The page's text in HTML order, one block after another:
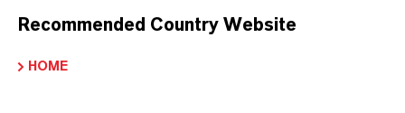
vom Vorstand sowie weiteres Bildmaterial zu LANXESS stehen
Recommended Country Website
HOME